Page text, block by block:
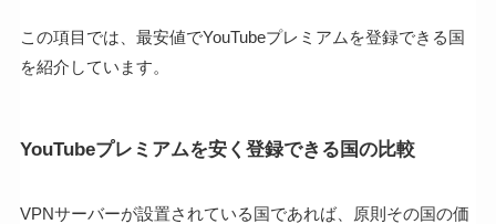
この項目では、最安値でYouTubeプレミアムを登録できる国
を紹介しています。
YouTubeプレミアムを安く登録できる国の比較
VPNサーバーが設置されている国であれば、原則その国の価